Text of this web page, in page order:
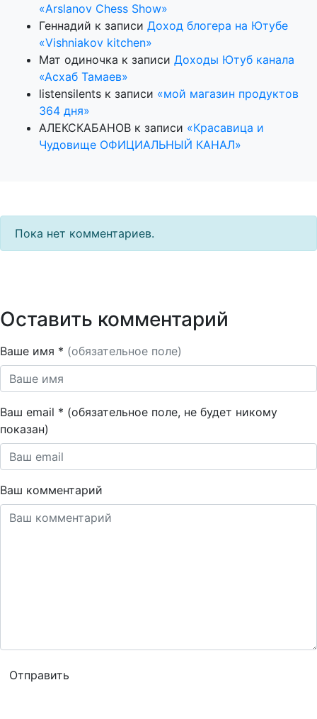
«Arslanov Chess Show»
Геннадий к записи Доход блогера на Ютубе
«Vishniakov kitchen»
Мат одиночка к записи Доходы Ютуб канала
«Асхаб Тамаев»
listensilents к записи «мой магазин продуктов
364 дня»
АЛЕКСКАБАНОВ к записи «Красавица и
Чудовище ОФИЦИАЛЬНЫЙ КАНАЛ»
Пока нет комментариев.
Оставить комментарий
Ваше имя * (обязательное поле)
Ваш email * (обязательное поле, не будет никому
показан)
Ваш комментарий